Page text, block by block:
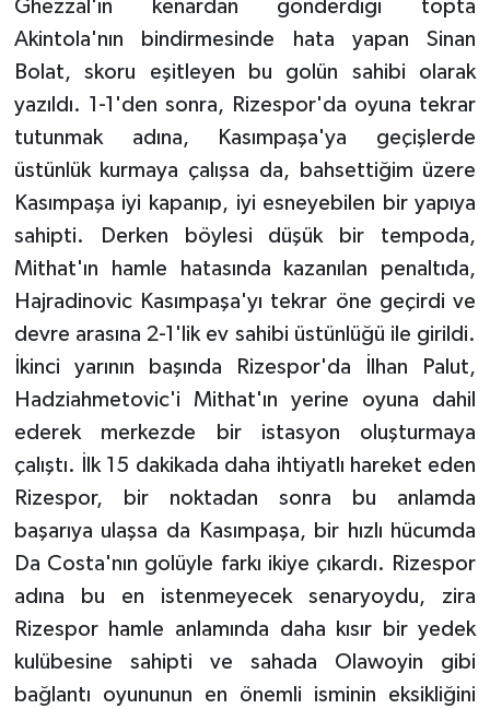
Ghezzal'ın kenardan gönderdiği topta
Akintola'nın bindirmesinde hata yapan Sinan
Bolat, skoru eşitleyen bu golün sahibi olarak
yazıldı. 1-1'den sonra, Rizespor'da oyuna tekrar
tutunmak adına, Kasımpaşa'ya geçişlerde
üstünlük kurmaya çalışsa da, bahsettiğim üzere
Kasımpaşa iyi kapanıp, iyi esneyebilen bir yapıya
sahipti. Derken böylesi düşük bir tempoda,
Mithat'ın hamle hatasında kazanılan penaltıda,
Hajradinovic Kasımpaşa'yı tekrar öne geçirdi ve
devre arasına 2-1'lik ev sahibi üstünlüğü ile girildi.
İkinci yarının başında Rizespor'da İlhan Palut,
Hadziahmetovic'i Mithat'ın yerine oyuna dahil
ederek merkezde bir istasyon oluşturmaya
çalıştı. İlk 15 dakikada daha ihtiyatlı hareket eden
Rizespor, bir noktadan sonra bu anlamda
başarıya ulaşsa da Kasımpaşa, bir hızlı hücumda
Da Costa'nın golüyle farkı ikiye çıkardı. Rizespor
adına bu en istenmeyecek senaryoydu, zira
Rizespor hamle anlamında daha kısır bir yedek
kulübesine sahipti ve sahada Olawoyin gibi
bağlantı oyununun en önemli isminin eksikliğini